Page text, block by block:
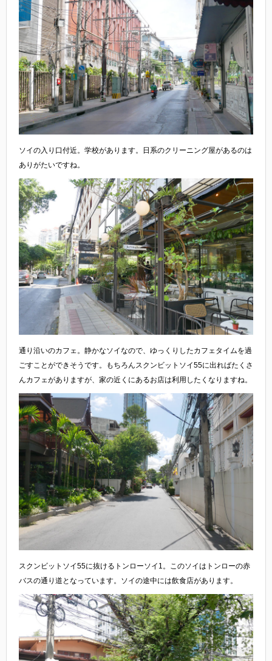
ソイの入り口付近。学校があります。日系のクリーニング屋があるのは
ありがたいですね。
通り沿いのカフェ。静かなソイなので、ゆっくりしたカフェタイムを過
ごすことができそうです。もちろんスクンビットソイ55に出ればたくさ
んカフェがありますが、家の近くにあるお店は利用したくなりますね。
スクンビットソイ55に抜けるトンローソイ1。このソイはトンローの赤
バスの通り道となっています。ソイの途中には飲食店があります。